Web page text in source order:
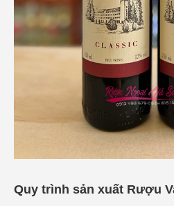
Quy trình sản xuất Rượu